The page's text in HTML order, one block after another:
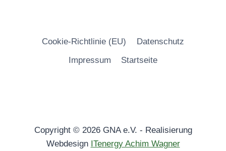
Cookie-Richtlinie (EU)
Datenschutz
Impressum
Startseite
Copyright © 2026 GNA e.V. - Realisierung
Webdesign ITenergy Achim Wagner